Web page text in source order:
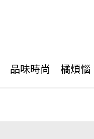
品味時尚 橘煩惱